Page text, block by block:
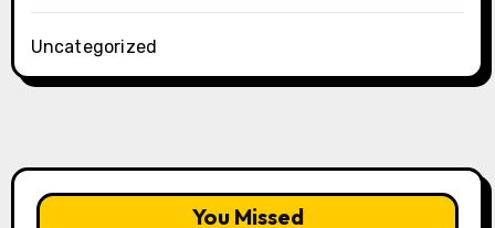
Uncategorized
You Missed